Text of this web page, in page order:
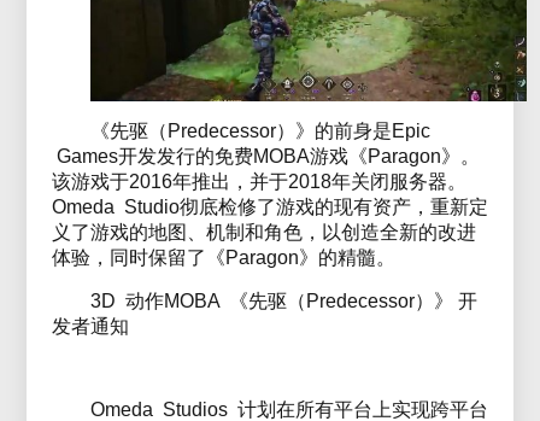
《先驱（Predecessor）》的前身是Epic
Games开发发行的免费MOBA游戏《Paragon》。
该游戏于2016年推出，并于2018年关闭服务器。
Omeda Studio彻底检修了游戏的现有资产，重新定
义了游戏的地图、机制和角色，以创造全新的改进
体验，同时保留了《Paragon》的精髓。
3D 动作MOBA 《先驱（Predecessor）》 开
发者通知
Omeda Studios 计划在所有平台上实现跨平台